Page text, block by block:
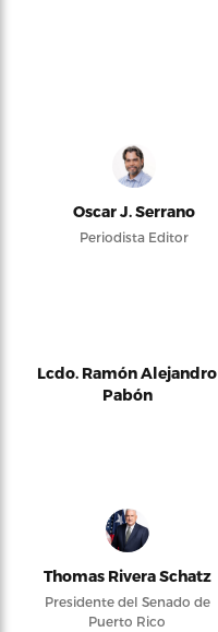
Oscar J. Serrano
Periodista Editor
Lcdo. Ramón Alejandro
Pabón
Thomas Rivera Schatz
Presidente del Senado de
Puerto Rico